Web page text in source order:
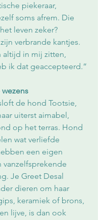
piekeraar,
soms afrem. Die
leven zeker?
verbrande kantjes.
altijd in mij zitten,
ik dat geaccepteerd.”
de hond Tootsie,
uiterst aimabel,
op het terras. Hond
wat verliefde
een eigen
vanzelfsprekende
Je Greet Desal
dieren om haar
keramiek of brons,
lijve, is dan ook